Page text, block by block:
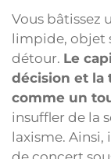
Vous bâtissez
limpide, objet
détour. Le
décision et la
comme un
insuffler de la
laxisme.